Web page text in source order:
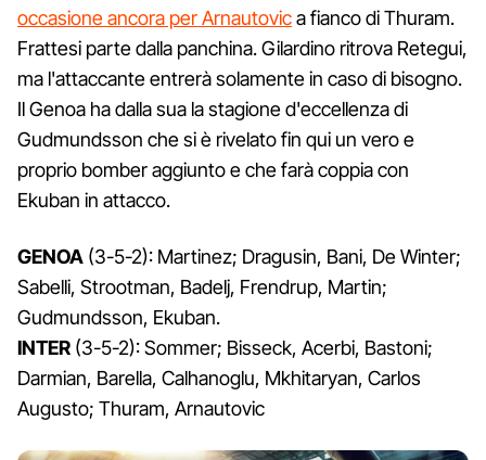
occasione ancora per Arnautovica fianco di Thuram.
Frattesi parte dalla panchina. Gilardino ritrova Retegui,
ma l'attaccante entrerà solamente in caso di bisogno.
Il Genoa ha dalla sua la stagione d'eccellenza di
Gudmundsson che si è rivelato fin qui un vero e
proprio bomber aggiunto e che farà coppia con
Ekuban in attacco.
GENOA (3-5-2): Martinez; Dragusin, Bani, De Winter;
Sabelli, Strootman, Badelj, Frendrup, Martin;
Gudmundsson, Ekuban.
INTER (3-5-2): Sommer; Bisseck, Acerbi, Bastoni;
Darmian, Barella, Calhanoglu, Mkhitaryan, Carlos
Augusto; Thuram, Arnautovic